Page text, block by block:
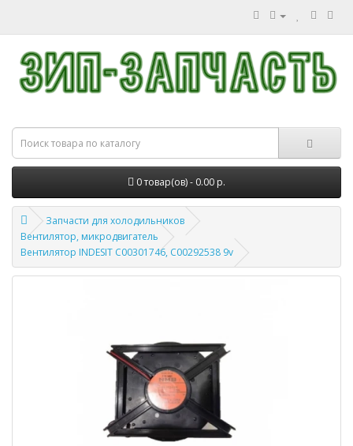
0 товар(ов) - 0.00 р.
Запчасти для холодильников
Вентилятор, микродвигатель
Вентилятор INDESIT C00301746, C00292538 9v